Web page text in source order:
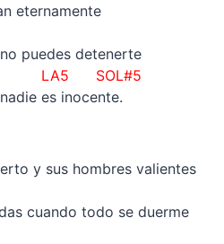
eternamente
puedes detenerte
LA5 SOL#5
es inocente.
y sus hombres valientes
cuando todo se duerme